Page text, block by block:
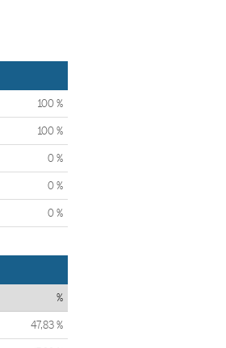
100 %
100 %
0 %
0 %
0 %
%
47,83 %